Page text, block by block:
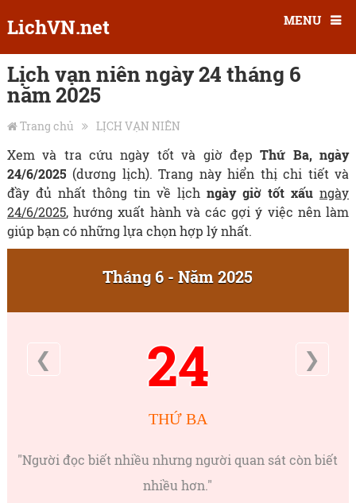
LichVN.net MENU
Lịch vạn niên ngày 24 tháng 6
năm 2025
Trang chủ LỊCH VẠN NIÊN
Xem và tra cứu ngày tốt và giờ đẹpThứ Ba, ngày
24/6/2025 (dương lịch). Trang này hiển thị chi tiết và
đầy đủ nhất thông tin về lịchngày giờ tốt xấu ngày
24/6/2025, hướng xuất hành và các gợi ý việc nên làm
giúp bạn có những lựa chọn hợp lý nhất.
Tháng 6 - Năm 2025
❮ 24 ❯
THỨ BA
"Người đọc biết nhiều nhưng người quan sát còn biết
nhiều hơn."